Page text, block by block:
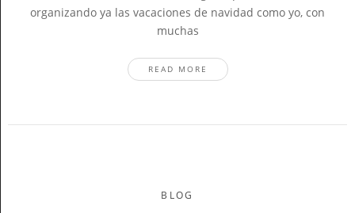
organizando ya las vacaciones de navidad como yo, con
muchas
READ MORE
BLOG